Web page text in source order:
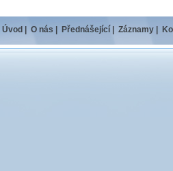
Úvod O nás Přednášející Záznamy